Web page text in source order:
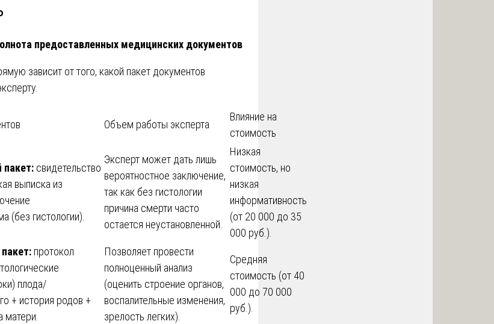
предоставленных медицинских документов
зависит от того, какой пакет документов
Объем работы эксперта
Влияние на
стоимость
свидетельство
выписка из
(без гистологии).
Эксперт может дать лишь
вероятностное заключение,
так как без гистологии
причина смерти часто
остается неустановленной.
Низкая
стоимость, но
низкая
информативность
(от 20 000 до 35
000 руб.).
протокол
плода/
+ история родов +
матери.
Позволяет провести
полноценный анализ
(оценить строение органов,
воспалительные изменения,
зрелость легких).
Средняя
стоимость (от 40
000 до 70 000
руб.).